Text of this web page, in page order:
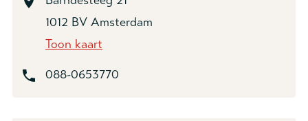
Overig
Uw vraag *
1012 BV Amsterdam
Toon kaart
088-0653770